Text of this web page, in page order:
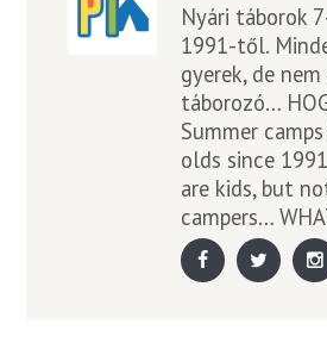
Nyári táborok
1991-től.
gyerek, de
táborozó…
Summer
olds since
are kids, but
campers…